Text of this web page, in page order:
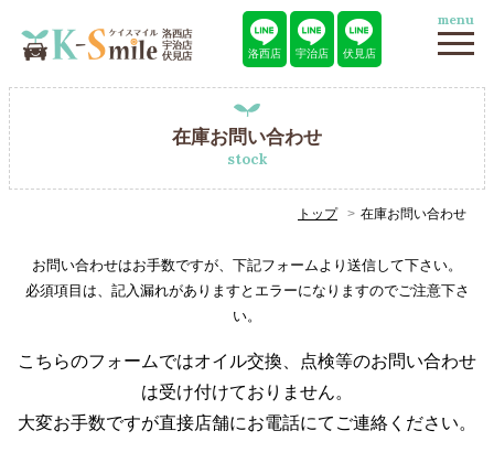
洛西店 宇治店 伏見店
menu
在庫お問い合わせ
stock
トップ 在庫お問い合わせ
お問い合わせはお手数ですが、下記フォームより送信して下さい。
必須項目は、記入漏れがありますとエラーになりますのでご注意下さ
い。
こちらのフォームではオイル交換、点検等のお問い合わせ
は受け付けておりません。
大変お手数ですが直接店舗にお電話にてご連絡ください。